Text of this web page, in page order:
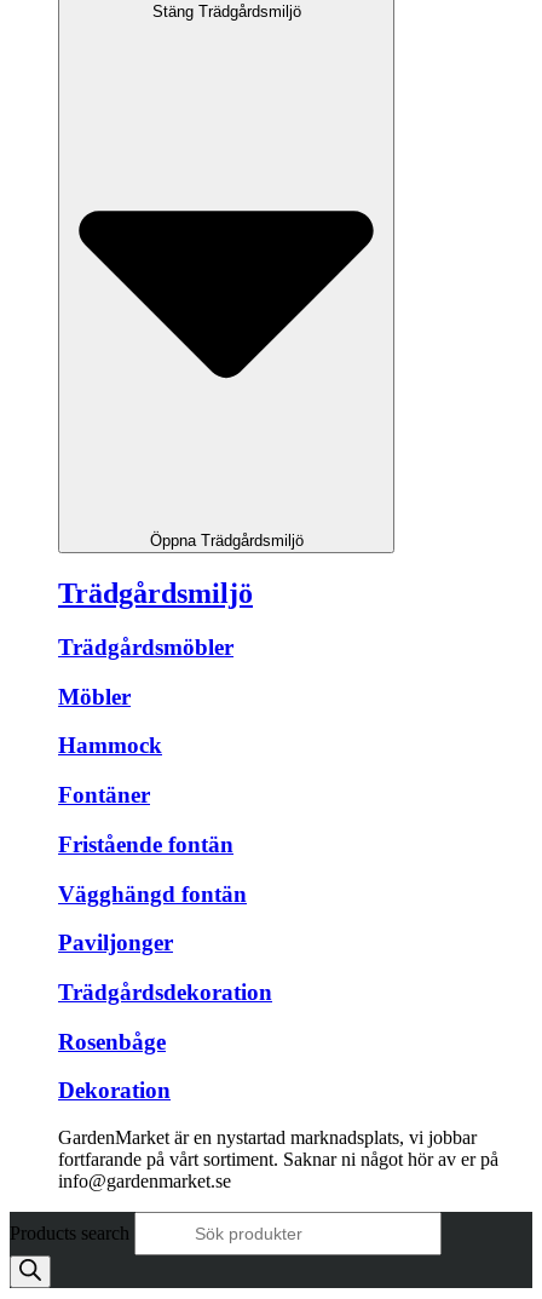
Stäng Trädgårdsmiljö
Öppna Trädgårdsmiljö
Trädgårdsmiljö
Trädgårdsmöbler
Möbler
Hammock
Fontäner
Fristående fontän
Vägghängd fontän
Paviljonger
Trädgårdsdekoration
Rosenbåge
Dekoration
GardenMarket är en nystartad marknadsplats, vi jobbar
fortfarande på vårt sortiment. Saknar ni något hör av er på
info@gardenmarket.se
Products search